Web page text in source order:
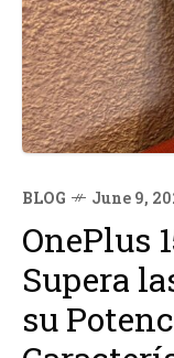
BLOG June 9,
OnePlus
Supera
su